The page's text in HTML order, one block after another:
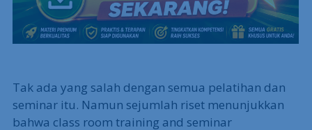
Tak ada yang salah dengan semua pelatihan dan
seminar itu. Namun sejumlah riset menunjukkan
bahwa class room training and seminar